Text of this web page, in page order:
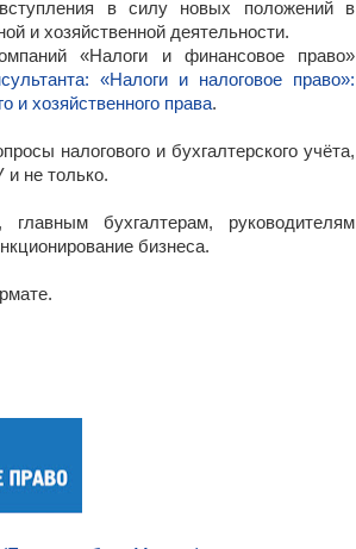
в силу новых положений в
и хозяйственной деятельности.
«Налоги и финансовое право»
«Налоги и налоговое право»:
и хозяйственного права.
налогового и бухгалтерского учёта,
и не только.
бухгалтерам, руководителям
бизнеса.